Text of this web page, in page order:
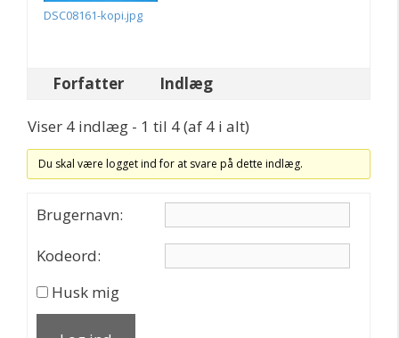
DSC08161-kopi.jpg
Forfatter Indlæg
Viser 4 indlæg - 1 til 4 (af 4 i alt)
Du skal være logget ind for at svare på dette indlæg.
Brugernavn:
Kodeord:
Husk mig